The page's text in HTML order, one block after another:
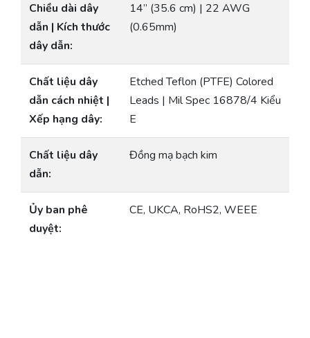
Chiều dài dây
dẫn | Kích thước
dây dẫn:
14” (35.6 cm) | 22 AWG
(0.65mm)
Chất liệu dây
dẫn cách nhiệt |
Xếp hạng dây:
Etched Teflon (PTFE) Colored
Leads | Mil Spec 16878/4 Kiểu
E
Chất liệu dây
dẫn:
Đồng mạ bạch kim
Ủy ban phê
duyệt:
CE, UKCA, RoHS2, WEEE